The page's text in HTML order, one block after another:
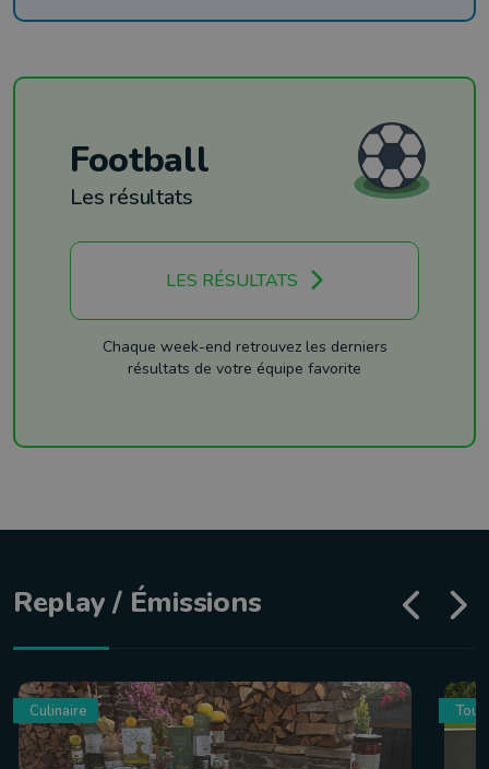
Football
Les résultats
LES RÉSULTATS
Chaque week-end retrouvez les derniers
résultats de votre équipe favorite
Replay / Émissions
Culinaire